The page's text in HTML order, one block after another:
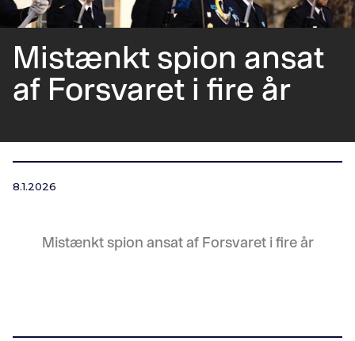
Mistænkt spion ansat
af Forsvaret i fire år
8.1.2026
Mistænkt spion ansat af Forsvaret i fire år